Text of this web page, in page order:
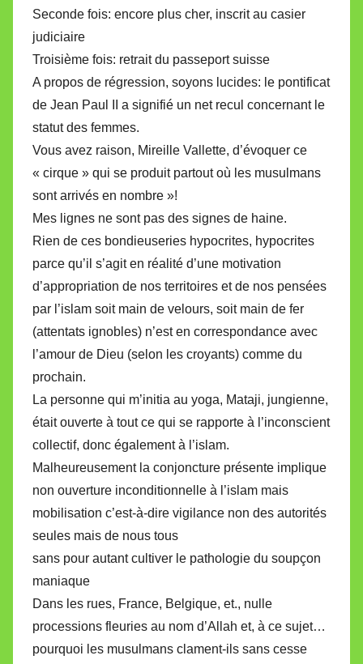
Seconde fois: encore plus cher, inscrit au casier
judiciaire
Troisième fois: retrait du passeport suisse
A propos de régression, soyons lucides: le pontificat
de Jean Paul II a signifié un net recul concernant le
statut des femmes.
Vous avez raison, Mireille Vallette, d’évoquer ce
« cirque » qui se produit partout où les musulmans
sont arrivés en nombre »!
Mes lignes ne sont pas des signes de haine.
Rien de ces bondieuseries hypocrites, hypocrites
parce qu’il s’agit en réalité d’une motivation
d’appropriation de nos territoires et de nos pensées
par l’islam soit main de velours, soit main de fer
(attentats ignobles) n’est en correspondance avec
l’amour de Dieu (selon les croyants) comme du
prochain.
La personne qui m’initia au yoga, Mataji, jungienne,
était ouverte à tout ce qui se rapporte à l’inconscient
collectif, donc également à l’islam.
Malheureusement la conjoncture présente implique
non ouverture inconditionnelle à l’islam mais
mobilisation c’est-à-dire vigilance non des autorités
seules mais de nous tous
sans pour autant cultiver le pathologie du soupçon
maniaque
Dans les rues, France, Belgique, et., nulle
processions fleuries au nom d’Allah et, à ce sujet…
pourquoi les musulmans clament-ils sans cesse